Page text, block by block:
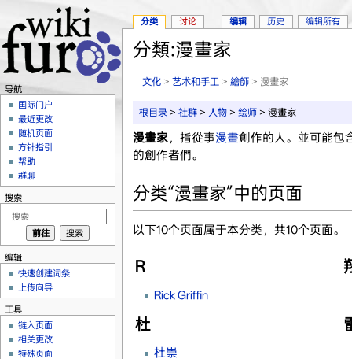
分類:漫畫家
文化 >艺术和手工 >繪師 > 漫畫家
根目录 >社群 > 人物 >绘师 > 漫畫家
漫畫家，指從事漫畫創作的人。並可能包
的創作者們。
分类“漫畫家”中的页面
以下10个页面属于本分类，共10个页面。
R
Rick Griffin
杜
杜崇
分类 讨论 编辑 历史 编辑所有
导航
国际门户
最近更改
随机页面
方针指引
帮助
群聊
搜索
编辑
快速创建词条
上传向导
工具
链入页面
相关更改
特殊页面